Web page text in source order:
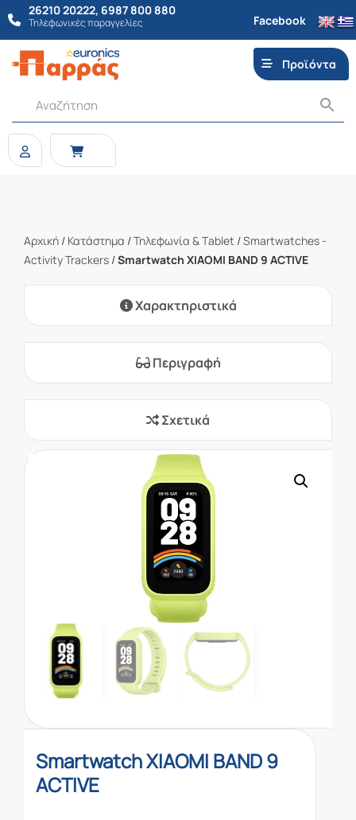
26210 20222, 6987 800 880
Τηλεφωνικές παραγγελίες Facebook
Προϊόντα
Αρχική / Κατάστημα /Τηλεφωνία & Τablet /Smartwatches -
Activity Trackers /Smartwatch XIAOMI BAND 9 ACTIVE
Χαρακτηριστικά
Περιγραφή
Σχετικά
Smartwatch XIAOMI BAND 9
ACTIVE